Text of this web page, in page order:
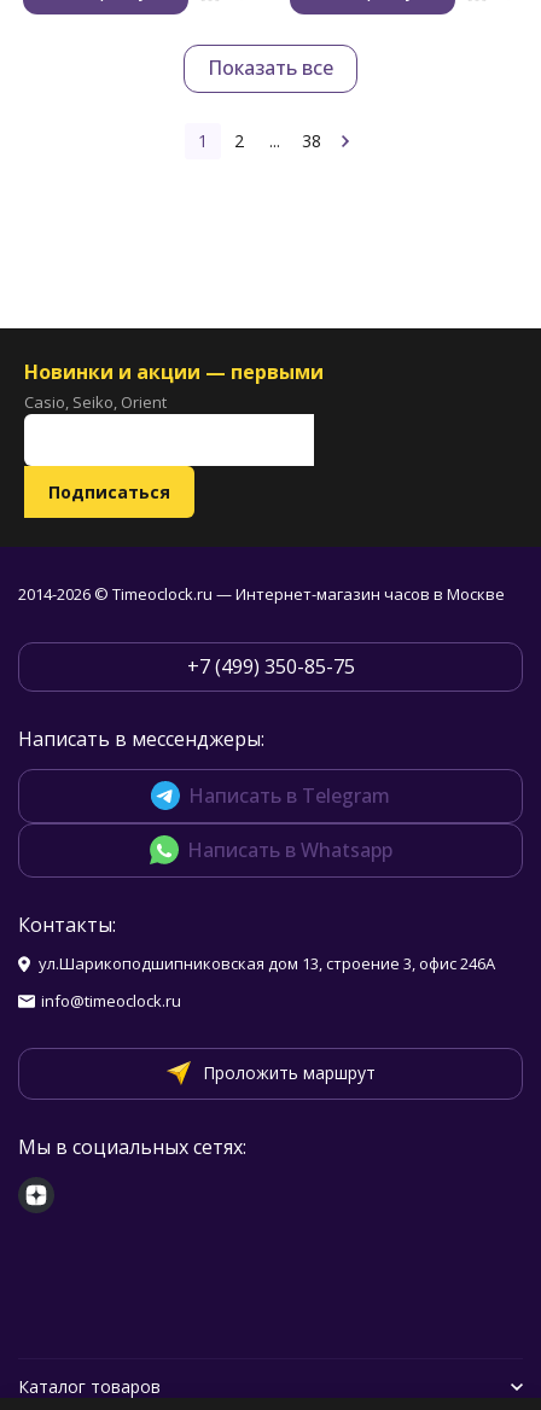
Показать все
1 2 ... 38
Новинки и акции — первыми
Casio, Seiko, Orient
2014-2026 © Timeoclock.ru — Интернет-магазин часов в Москве
+7 (499) 350-85-75
Написать в мессенджеры:
Написать в Telegram
Написать в Whatsapp
Контакты:
ул.Шарикоподшипниковская дом 13, строение 3, офис 246А
info@timeoclock.ru
Проложить маршрут
Мы в социальных сетях:
Каталог товаров